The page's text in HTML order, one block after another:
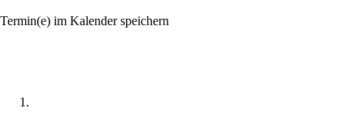
Termin(e) im Kalender speichern